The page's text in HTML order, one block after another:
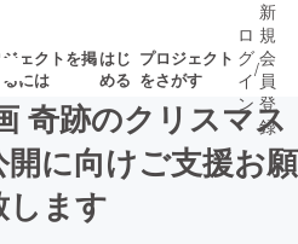
ェクトを掲
には
はじ
める
プロジェクト
をさがす
プロ 募集終了が近いプ
ロジェクト
ロ
グ
イ
ン
/
新
規
会
員
登
録
奇跡のクリスマス
に向けご支援お願
します